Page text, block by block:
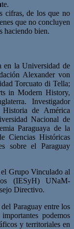
te.
cifras, de los que no
que no concluyen
haciendo bien.
en la Universidad de
Alexander von
Torcuato di Tella;
in Modern History,
Investigador
de América
Nacional de
Paraguaya de la
Ciencias Históricas
sobre el Paraguay
Grupo Vinculado al
(IESyH) UNaM-
Directivo.
Paraguay entre los
podemos
y territoriales en